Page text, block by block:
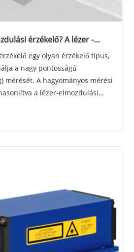
érzékelő? A lézer -
egy olyan érzékelő típus,
a nagy pontosságú
mérését. A hagyományos mérési
a lézer-elmozdulási
az érintkezés és a gyor......